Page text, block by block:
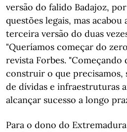
versão do falido Badajoz,
questões legais, mas
terceira versão do duas
"Queríamos começar do
revista Forbes. "Começando
construir o que precisamos,
de dívidas e infraestruturas
alcançar sucesso a longo
Para o dono do